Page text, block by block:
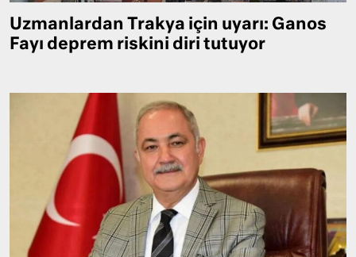
Uzmanlardan Trakya için uyarı: Ganos
Fayı deprem riskini diri tutuyor